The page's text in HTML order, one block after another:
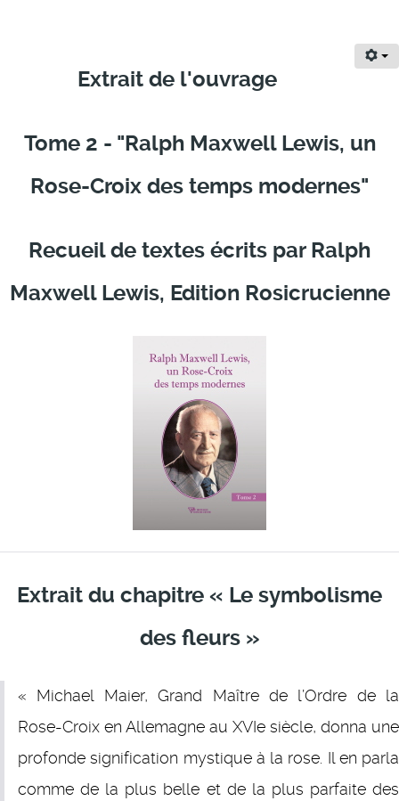
Extrait de l'ouvrage
Tome 2 - "Ralph Maxwell Lewis, un
Rose-Croix des temps modernes"
Recueil de textes écrits par Ralph
Maxwell Lewis, Edition Rosicrucienne
Extrait du chapitre « Le symbolisme
des fleurs »
« Michael Maier, Grand Maître de l’Ordre de la
Rose-Croix en Allemagne au XVIe siècle, donna une
profonde signification mystique à la rose. Il en parla
comme de la plus belle et de la plus parfaite des